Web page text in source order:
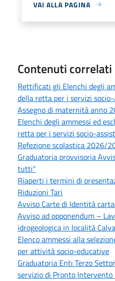
VAI ALLA PAGINA
Contenuti correlati
Rettificati gli Elenchi degli
della retta per i servizi
Assegno di maternità anno
Elenchi degli ammessi ed
retta per i servizi socio-
Refezione scolastica 2026/
Graduatoria provvisoria
tutti"
Riaperti i termini di
Riduzioni Tari
Avviso Carte di Identità
Avviso ad opponendum –
idrogeologica in località
Elenco ammessi alla
per attività socio-educative
Graduatoria Enti Terzo
servizio di Pronto Intervento